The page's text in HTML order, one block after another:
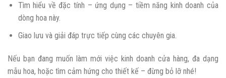
Tìm hiểu về đặc tính – ứng dụng – tiềm năng kinh doanh của
dòng hoa này.
Giao lưu và giải đáp trực tiếp cùng các chuyên gia.
Nếu bạn đang muốn làm mới việc kinh doanh cửa hàng, đa dạng
mẫu hoa, hoặc tìm cảm hứng cho thiết kế – đừng bỏ lỡ nhé!